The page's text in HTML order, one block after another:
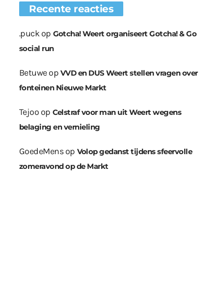
Recente reacties
.puckop Gotcha! Weert organiseert Gotcha! & Go
social run
Betuweop VVD en DUS Weert stellen vragen over
fonteinen Nieuwe Markt
Tejoo op Celstraf voor man uit Weert wegens
belaging en vernieling
GoedeMensop Volop gedanst tijdens sfeervolle
zomeravond op de Markt